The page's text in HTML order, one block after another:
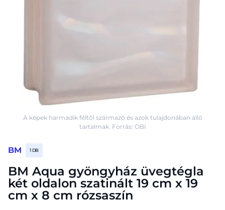
BM 1 DB
BM Aqua gyöngyház üvegtégla
két oldalon szatinált 19 cm x 19
cm x 8 cm rózsaszín
A képek harmadik féltől származó és azok tulajdonában álló
tartalmak. Forrás: OBI